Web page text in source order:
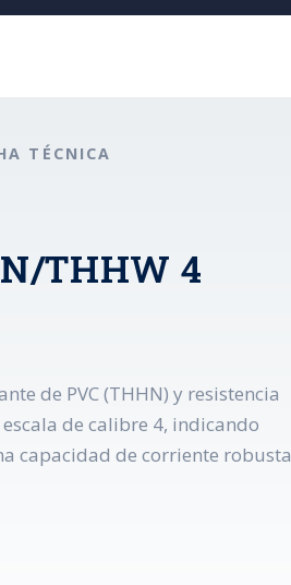
TÉCNICA
THHW 4
de PVC (THHN) y resistencia
de calibre 4, indicando
capacidad de corriente robusta